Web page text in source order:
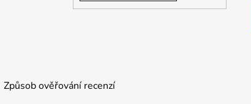
Způsob ověřování recenzí